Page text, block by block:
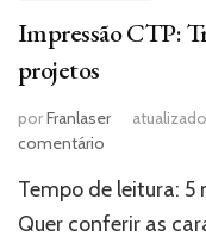
Impressão CTP:
projetos
porFranlaser
comentário
CTP:
Transforme
Tempo de leitura: 5
Quer conferir as